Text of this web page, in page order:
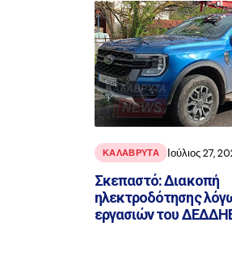
ΚΑΛΑΒΡΥΤΑ Ιούλιος 27,
Σκεπαστό: Διακοπή
ηλεκτροδότησης
εργασιών του